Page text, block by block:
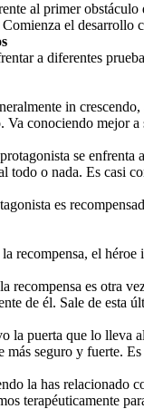
al primer
el desarrollo
a diferentes
in
conociendo mejor
se enfrenta
todo o nada. Es casi
es
recompensa, el
recompensa es otra
de él. Sale de esta
la puerta que lo lleva
más seguro y fuerte.
la has relacionado
terapéuticamente